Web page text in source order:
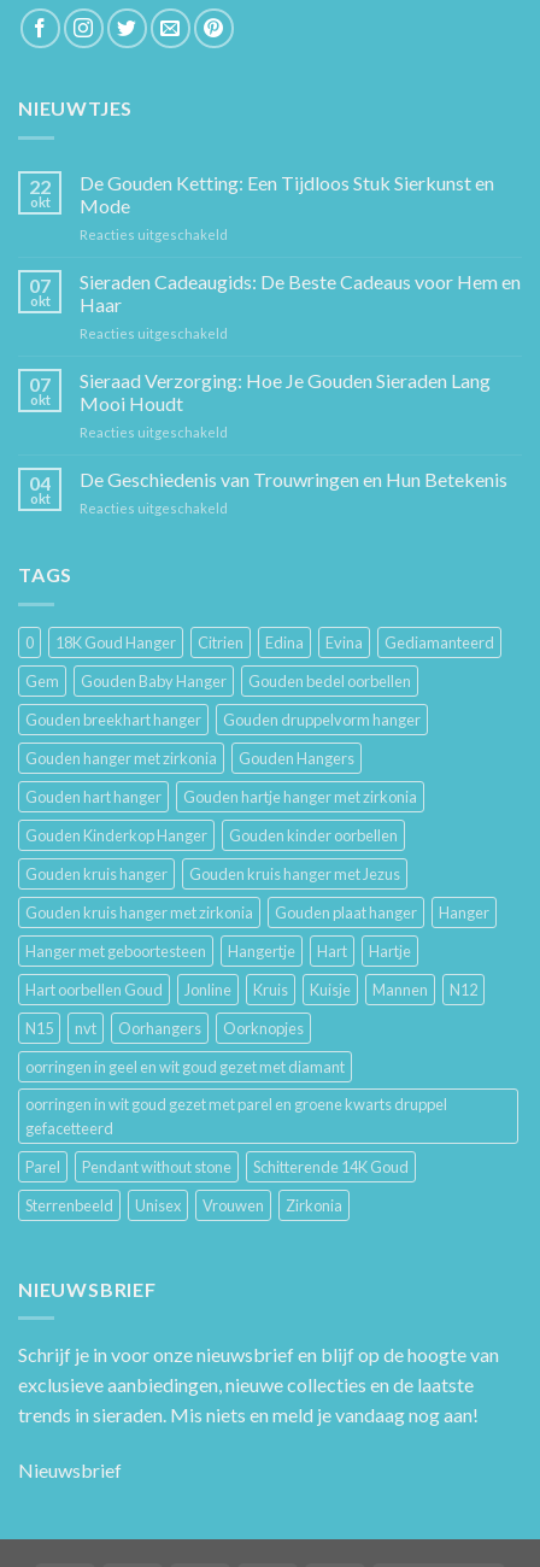
NIEUWTJES
22
okt
De Gouden Ketting: Een Tijdloos Stuk Sierkunst en
Mode
Reacties uitgeschakeld
Gouden
Ketting:
Sierkunst
en
07
okt
Sieraden Cadeaugids: De Beste Cadeaus voor Hem en
Haar
Reacties uitgeschakeld
Cadeaugids:
De
Hem
07
okt
Sieraad Verzorging: Hoe Je Gouden Sieraden Lang
Mooi Houdt
Reacties uitgeschakeld
Verzorging:
Hoe
04
okt
De Geschiedenis van Trouwringen en Hun Betekenis
Reacties uitgeschakeld
Hun
Betekenis
TAGS
0 18K Goud Hanger Citrien Edina Evina
Gediamanteerd
Gem
Gouden Baby Hanger
Gouden bedel oorbellen
Gouden breekhart hanger
Gouden druppelvorm hanger
Gouden hanger met zirkonia
Gouden Hangers
Gouden hart hanger
Gouden hartje hanger met zirkonia
Gouden Kinderkop Hanger
Gouden kinder oorbellen
Gouden kruis hanger
Gouden kruis hanger met Jezus
Gouden kruis hanger met zirkonia
Gouden plaat hanger
Hanger
Hanger met geboortesteen
Hangertje Hart
Hartje
Hart oorbellen Goud
Jonline Kruis Kuisje Mannen
N12
N15
nvt Oorhangers
Oorknopjes
oorringen in geel en wit goud gezet met diamant
oorringen in wit goud gezet met parel en groene kwarts druppel
gefacetteerd
Parel
Pendant without stone
Schitterende 14K Goud
Sterrenbeeld
Unisex Vrouwen Zirkonia
NIEUWSBRIEF
Schrijf je in voor onze nieuwsbrief en blijf op de hoogte van
exclusieve aanbiedingen, nieuwe collecties en de laatste
trends in sieraden. Mis niets en meld je vandaag nog aan!
Nieuwsbrief